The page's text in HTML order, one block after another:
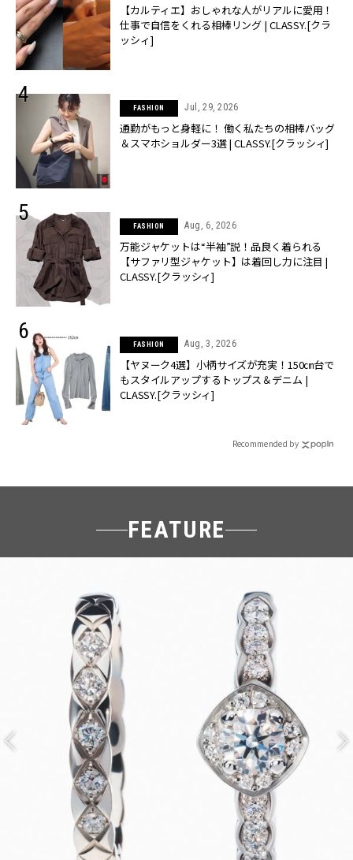
【カルティエ】おしゃれな人がリアルに愛用！
仕事で自信をくれる相棒リング | CLASSY.[クラ
ッシィ]
FASHION Jul, 29, 2026
通勤がもっと身軽に！ 働く私たちの相棒バッグ
＆スマホショルダー3選 | CLASSY.[クラッシィ]
FASHION Aug, 6, 2026
万能ジャケットは“半袖”説！品良く着られる
【サファリ型ジャケット】は着回し力に注目 |
CLASSY.[クラッシィ]
FASHION Aug, 3, 2026
【ヤヌーク4選】小柄サイズが充実！150㎝台で
もスタイルアップするトップス＆デニム |
CLASSY.[クラッシィ]
Recommended by
FEATURE